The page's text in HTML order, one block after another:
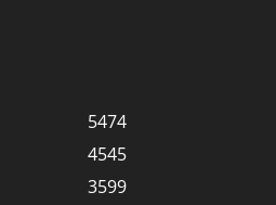
5474
4545
3599